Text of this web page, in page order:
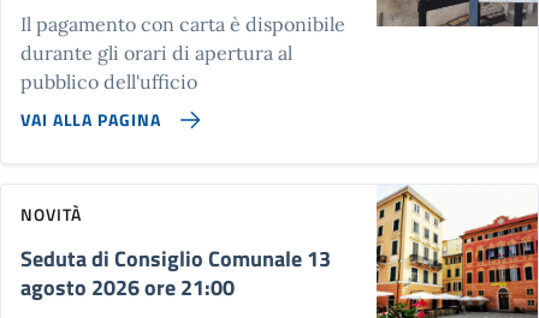
Il pagamento con carta è disponibile
durante gli orari di apertura al
pubblico dell'ufficio
VAI ALLA PAGINA
NOVITÀ
Seduta di Consiglio Comunale 13
agosto 2026 ore 21:00